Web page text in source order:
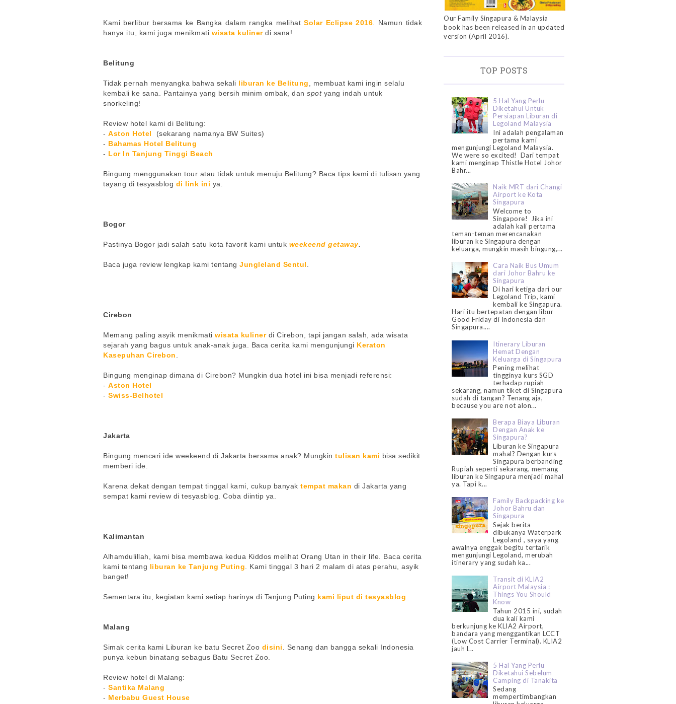
Kami berlibur bersama ke Bangka dalam rangka melihatSolar Eclipse 2016. Namun tidak
hanya itu, kami juga menikmati wisata kuliner di sana!
Belitung
Tidak pernah menyangka bahwa sekali liburan ke Belitung, membuat kami ingin selalu
kembali ke sana. Pantainya yang bersih minim ombak, dan spotyang indah untuk
snorkeling!
Review hotel kami di Belitung:
- Aston Hotel
(sekarang namanya BW Suites)
- Bahamas Hotel Belitung
- Lor In Tanjung Tinggi Beach
Bingung menggunakan tour atau tidak untuk menuju Belitung? Baca tips kami di tulisan yang
tayang di tesyasblog di link ini ya.
Bogor
Pastinya Bogor jadi salah satu kota favorit kami untuk weekeend getaway.
Baca juga review lengkap kami tentang Jungleland Sentul.
Cirebon
Memang paling asyik menikmati wisata kulinerdi Cirebon, tapi jangan salah, ada wisata
sejarah yang bagus untuk anak-anak juga. Baca cerita kami mengunjungi Keraton
Kasepuhan Cirebon.
Bingung menginap dimana di Cirebon? Mungkin dua hotel ini bisa menjadi referensi:
- Aston Hotel
- Swiss-Belhotel
Jakarta
Bingung mencari ide weekeend di Jakarta bersama anak? Mungkin tulisan kami bisa sedikit
memberi ide.
Karena dekat dengan tempat tinggal kami, cukup banyak tempat makan di Jakarta yang
sempat kami review di tesyasblog. Coba diintip ya.
Kalimantan
Alhamdulillah, kami bisa membawa kedua Kiddos melihat Orang Utan in their life. Baca cerita
kami tentang liburan ke Tanjung Puting. Kami tinggal 3 hari 2 malam di atas perahu, asyik
banget!
Sementara itu, kegiatan kami setiap harinya di Tanjung Puting kami liput di tesyasblog.
Malang
Simak cerita kami Liburan ke batu Secret Zoo disini. Senang dan bangga sekali Indonesia
punya kebun binatang sebagus Batu Secret Zoo.
Review hotel di Malang:
- Santika Malang
- Merbabu Guest House
Our Family Singapura & Malaysia
book has been released in an updated
version (April 2016).
TOP POSTS
5 Hal Yang Perlu
Diketahui Untuk
Persiapan Liburan di
Legoland Malaysia
Ini adalah pengalaman
pertama kami
mengunjungi Legoland Malaysia.
We were so excited! Dari tempat
kami menginap Thistle Hotel Johor
Bahr...
Naik MRT dari Changi
Airport ke Kota
Singapura
Welcome to
Singapore! Jika ini
adalah kali pertama
teman-teman merencanakan
liburan ke Singapura dengan
keluarga, mungkin masih bingung,...
Cara Naik Bus Umum
dari Johor Bahru ke
Singapura
Di hari ketiga dari our
Legoland Trip, kami
kembali ke Singapura.
Hari itu bertepatan dengan libur
Good Friday di Indonesia dan
Singapura....
Itinerary Liburan
Hemat Dengan
Keluarga di Singapura
Pening melihat
tingginya kurs SGD
terhadap rupiah
sekarang, namun tiket di Singapura
sudah di tangan? Tenang aja,
because you are not alon...
Berapa Biaya Liburan
Dengan Anak ke
Singapura?
Liburan ke Singapura
mahal? Dengan kurs
Singapura berbanding
Rupiah seperti sekarang, memang
liburan ke Singapura menjadi mahal
ya. Tapi k...
Family Backpacking ke
Johor Bahru dan
Singapura
Sejak berita
dibukanya Waterpark
Legoland , saya yang
awalnya enggak begitu tertarik
mengunjungi Legoland, merubah
itinerary yang sudah ka...
Transit di KLIA2
Airport Malaysia :
Things You Should
Know
Tahun 2015 ini, sudah
dua kali kami
berkunjung ke KLIA2 Airport,
bandara yang menggantikan LCCT
(Low Cost Carrier Terminal). KLIA2
jauh l...
5 Hal Yang Perlu
Diketahui Sebelum
Camping di Tanakita
Sedang
mempertimbangkan